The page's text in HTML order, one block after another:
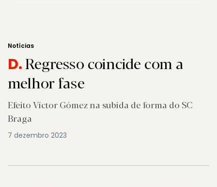
Notícias
D.Regresso coincide com a
melhor fase
Efeito Víctor Gómez na subida de forma do SC
Braga
7 dezembro 2023